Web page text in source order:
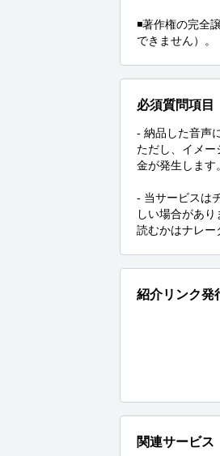
◾️著作権の完全
できません）。
必須質問項目
- 納品した音声
ただし、イメ
金が発生します。
- 当サービスは
しい場合があ
読むかはナレー
紹介リンク発
関連サービス